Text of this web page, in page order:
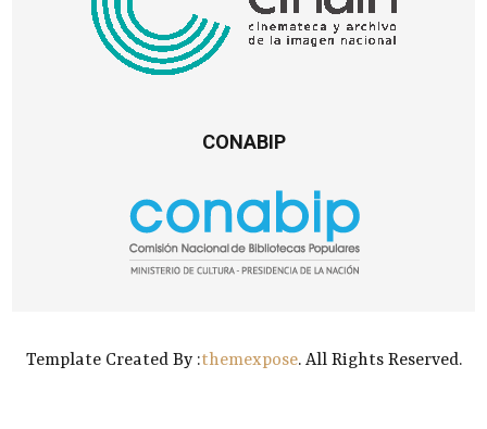
CONABIP
Template Created By :themexpose. All Rights Reserved.